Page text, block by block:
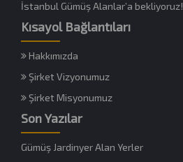
İstanbul Gümüş Alanlar’a bekliyoruz!
Kısayol Bağlantıları
Hakkımızda
Şirket Vizyonumuz
Şirket Misyonumuz
Son Yazılar
Gümüş Jardinyer Alan Yerler